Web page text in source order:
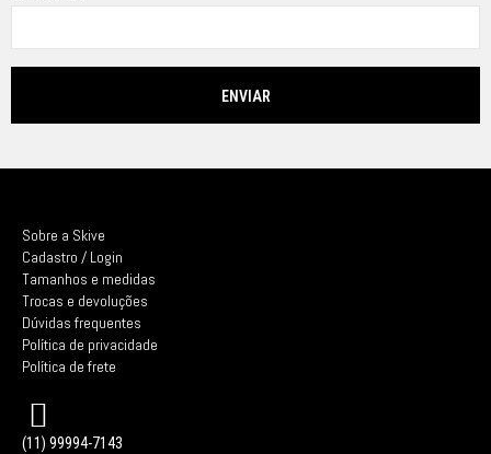
Sobre a Skive
Cadastro / Login
Tamanhos e medidas
Trocas e devoluções
Dúvidas frequentes
Política de privacidade
Política de frete
(11) 99994-7143